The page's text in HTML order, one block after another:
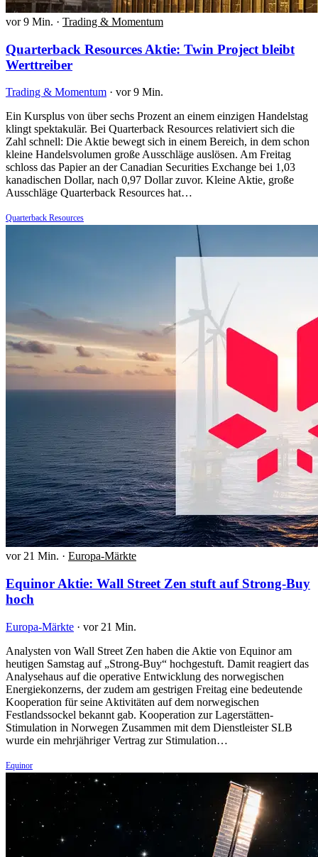
vor 9 Min. · Trading & Momentum
Quarterback Resources Aktie: Twin Project bleibt
Werttreiber
Trading & Momentum · vor 9 Min.
Ein Kursplus von über sechs Prozent an einem einzigen Handelstag
klingt spektakulär. Bei Quarterback Resources relativiert sich die
Zahl schnell: Die Aktie bewegt sich in einem Bereich, in dem schon
kleine Handelsvolumen große Ausschläge auslösen. Am Freitag
schloss das Papier an der Canadian Securities Exchange bei 1,03
kanadischen Dollar, nach 0,97 Dollar zuvor. Kleine Aktie, große
Ausschläge Quarterback Resources hat…
Quarterback Resources
vor 21 Min. · Europa-Märkte
Equinor Aktie: Wall Street Zen stuft auf Strong-Buy
hoch
Europa-Märkte · vor 21 Min.
Analysten von Wall Street Zen haben die Aktie von Equinor am
heutigen Samstag auf „Strong-Buy“ hochgestuft. Damit reagiert das
Analysehaus auf die operative Entwicklung des norwegischen
Energiekonzerns, der zudem am gestrigen Freitag eine bedeutende
Kooperation für seine Aktivitäten auf dem norwegischen
Festlandssockel bekannt gab. Kooperation zur Lagerstätten-
Stimulation in Norwegen Zusammen mit dem Dienstleister SLB
wurde ein mehrjähriger Vertrag zur Stimulation…
Equinor